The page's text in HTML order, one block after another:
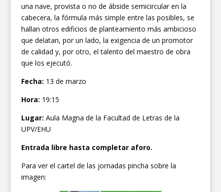
una nave, provista o no de ábside semicircular en la
cabecera, la fórmula más simple entre las posibles, se
hallan otros edificios de planteamiento más ambicioso
que delatan, por un lado, la exigencia de un promotor
de calidad y, por otro, el talento del maestro de obra
que los ejecutó.
Fecha: 13 de marzo
Hora: 19:15
Lugar: Aula Magna de la Facultad de Letras de la
UPV/EHU
Entrada libre hasta completar aforo.
Para ver el cartel de las jornadas pincha sobre la
imagen: